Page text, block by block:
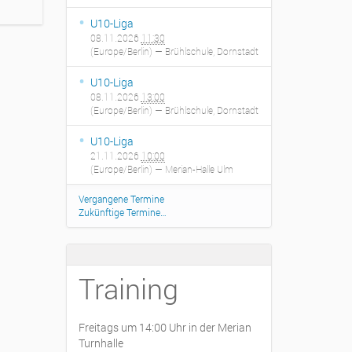
U10-Liga
08.11.2026 11:30
(Europe/Berlin) — Brühlschule, Dornstadt
U10-Liga
08.11.2026 13:00
(Europe/Berlin) — Brühlschule, Dornstadt
U10-Liga
21.11.2026 10:00
(Europe/Berlin) — Merian-Halle Ulm
Vergangene Termine
Zukünftige Termine…
Training
Freitags um 14:00 Uhr in der Merian
Turnhalle